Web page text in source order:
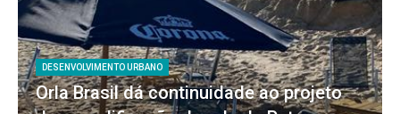
DESENVOLVIMENTO URBANO
Orla Brasil dá continuidade ao projeto